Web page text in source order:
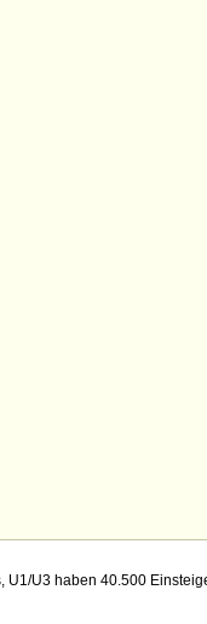
U3 haben 40.500